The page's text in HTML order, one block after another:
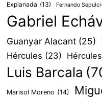
Explanada (13) Fernando
Gabriel
Guanyar Alacant (25)
Hércules (23)
Luis Barcala
Marisol Moreno (14)